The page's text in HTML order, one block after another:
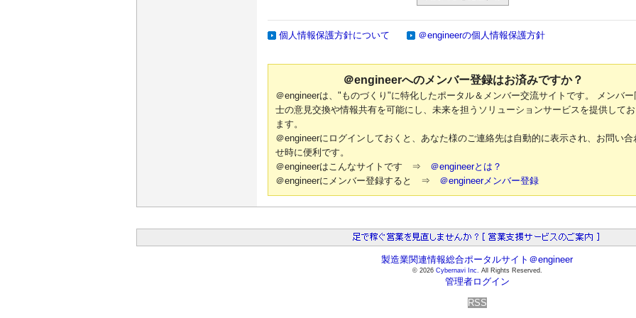
個人情報保護方針について ＠engineerの個人情報保護方針
＠engineerへのメンバー登録はお済みですか？
＠engineerは、"ものづくり"に特化したポータル＆メンバー交流サイトです。 メンバー
士の意見交換や情報共有を可能にし、未来を担うソリューションサービスを提供してお
ます。
＠engineerにログインしておくと、あなた様のご連絡先は自動的に表示され、お問い合
せ時に便利です。
＠engineerはこんなサイトです ⇒ ＠engineerとは？
＠engineerにメンバー登録すると ⇒ ＠engineerメンバー登録
製造業関連情報総合ポータルサイト＠engineer
© 2026 Cybernavi Inc. All Rights Reserved.
管理者ログイン
RSS